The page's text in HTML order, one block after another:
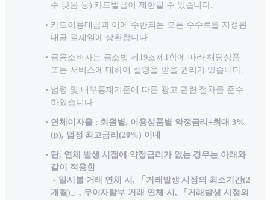
수 낮음 등) 카드발급이 제한될 수 있습니다.
카드이용대금과 이에 수반되는 모든 수수료를 지정된
대금 결제일에 상환합니다.
금융소비자는 금소법 제19조제1항에 따라 해당상품
또는 서비스에 대하여 설명을 받을 권리가 있습니다.
법령 및 내부통제기준에 따른 광고 관련 절차를 준수
하였습니다.
연체이자율 : 회원별, 이용상품별 약정금리+최대 3%
(p), 법정 최고금리(20%) 이내
단, 연체 발생 시점에 약정금리가 없는 경우는 아래와
같이 적용함
- 일시불 거래 연체 시, 「거래발생 시점의 최소기간(2
개월)」, 무이자할부 거래 연체 시, 「거래발생 시점의